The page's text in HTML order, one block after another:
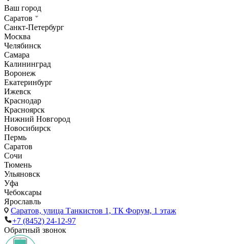
Ваш город
Саратов
Санкт-Петербург
Москва
Челябинск
Самара
Калининград
Воронеж
Екатеринбург
Ижевск
Краснодар
Красноярск
Нижний Новгород
Новосибирск
Пермь
Саратов
Сочи
Тюмень
Ульяновск
Уфа
Чебоксары
Ярославль
Саратов, улица Танкистов 1, ТК Форум, 1 этаж
+7 (8452) 24-12-97
Обратный звонок